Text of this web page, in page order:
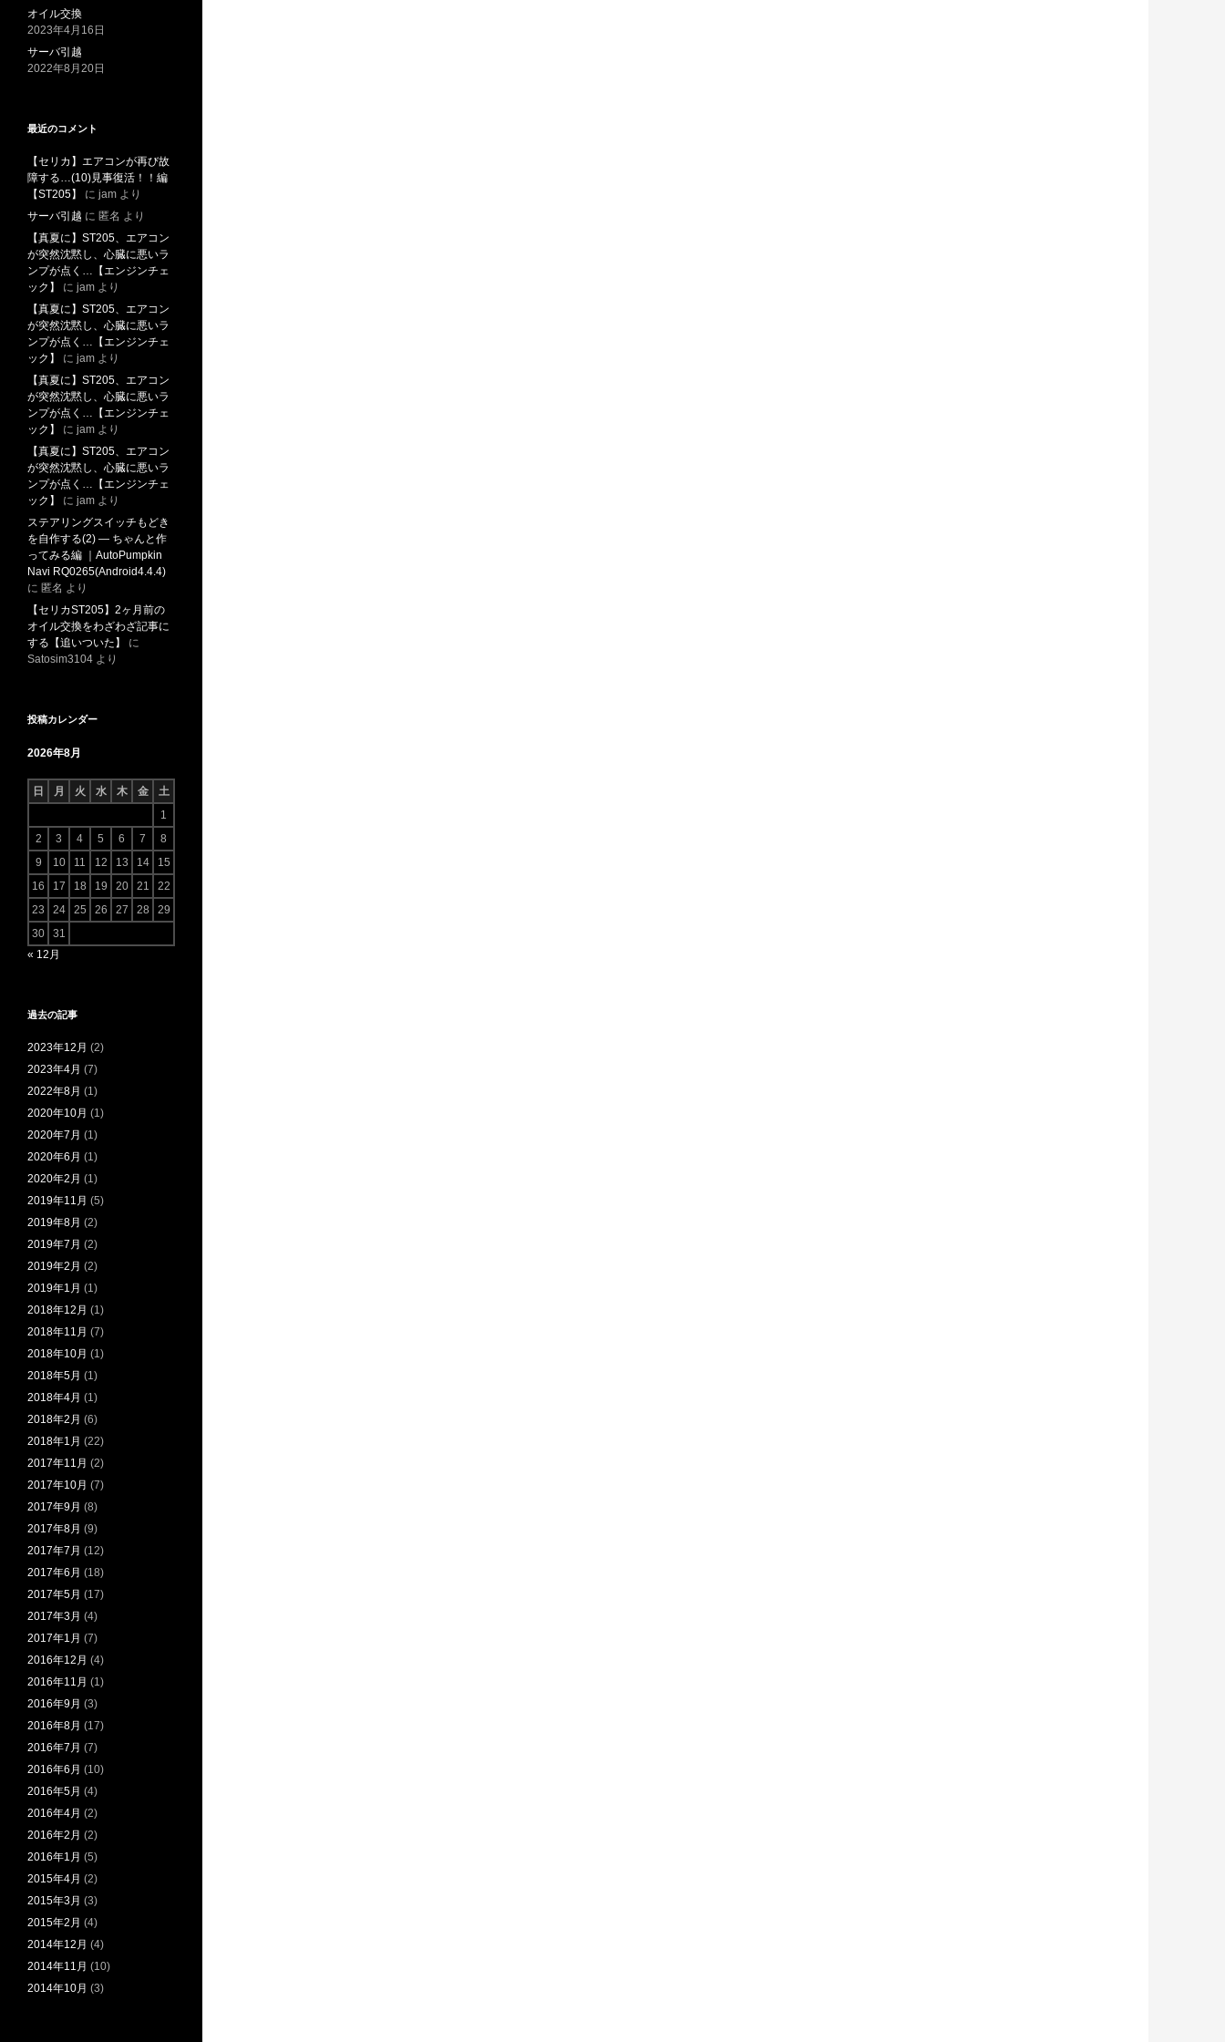
オイル交換
2023年4月16日
サーバ引越
2022年8月20日
最近のコメント
【セリカ】エアコンが再び故
障する…(10)見事復活！！編
【ST205】
に jam より
サーバ引越 に 匿名 より
【真夏に】ST205、エアコン
が突然沈黙し、心臓に悪いラ
ンプが点く…【エンジンチェ
ック】
に jam より
【真夏に】ST205、エアコン
が突然沈黙し、心臓に悪いラ
ンプが点く…【エンジンチェ
ック】
に jam より
【真夏に】ST205、エアコン
が突然沈黙し、心臓に悪いラ
ンプが点く…【エンジンチェ
ック】
に jam より
【真夏に】ST205、エアコン
が突然沈黙し、心臓に悪いラ
ンプが点く…【エンジンチェ
ック】
に jam より
ステアリングスイッチもどき
を自作する(2) ― ちゃんと作
ってみる編 ｜AutoPumpkin
Navi RQ0265(Android4.4.4)
に 匿名 より
【セリカST205】2ヶ月前の
オイル交換をわざわざ記事に
する【追いついた】
に
Satosim3104 より
投稿カレンダー
2026年8月
日 月 火 水 木 金
土
1
2
3 4 5 6 7
8
9
10 11 12 13 14
15
16
17 18 19 20 21
22
23
24 25 26 27 28
29
30
31
« 12月
過去の記事
2023年12月 (2)
2023年4月 (7)
2022年8月 (1)
2020年10月 (1)
2020年7月 (1)
2020年6月 (1)
2020年2月 (1)
2019年11月 (5)
2019年8月 (2)
2019年7月 (2)
2019年2月 (2)
2019年1月 (1)
2018年12月 (1)
2018年11月 (7)
2018年10月 (1)
2018年5月 (1)
2018年4月 (1)
2018年2月 (6)
2018年1月 (22)
2017年11月 (2)
2017年10月 (7)
2017年9月 (8)
2017年8月 (9)
2017年7月 (12)
2017年6月 (18)
2017年5月 (17)
2017年3月 (4)
2017年1月 (7)
2016年12月 (4)
2016年11月 (1)
2016年9月 (3)
2016年8月 (17)
2016年7月 (7)
2016年6月 (10)
2016年5月 (4)
2016年4月 (2)
2016年2月 (2)
2016年1月 (5)
2015年4月 (2)
2015年3月 (3)
2015年2月 (4)
2014年12月 (4)
2014年11月 (10)
2014年10月 (3)